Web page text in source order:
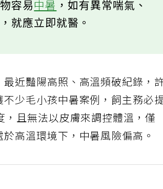
容易中暑 ，如有異常喘氣、
就應立即就醫。
近豔陽高照、高溫頻破紀錄，
少毛小孩中暑案例，飼主務必
且無法以皮膚來調控體溫，僅
高溫環境下，中暑風險偏高。